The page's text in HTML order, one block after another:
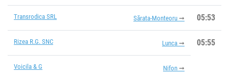
Transrodica SRL Sărata-Monteoru 05:53
Rizea R.G. SNC Lunca 05:55
Voicila & G Nifon